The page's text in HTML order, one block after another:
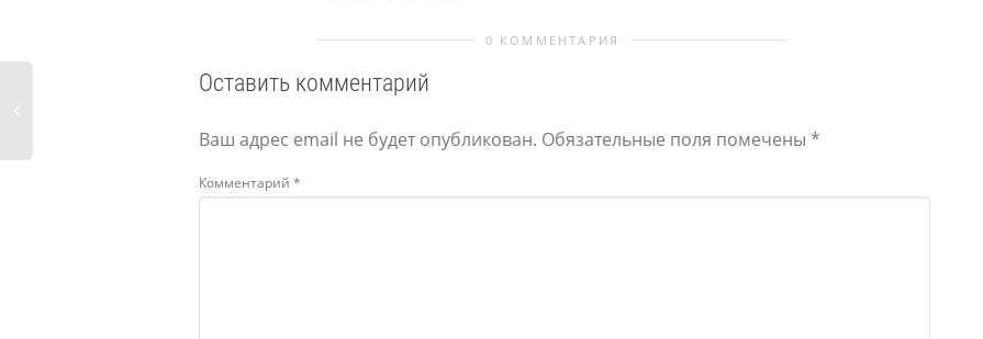
0 КОММЕНТАРИЯ
Оставить комментарий
Ваш адрес email не будет опубликован. Обязательные поля помечены *
Комментарий*